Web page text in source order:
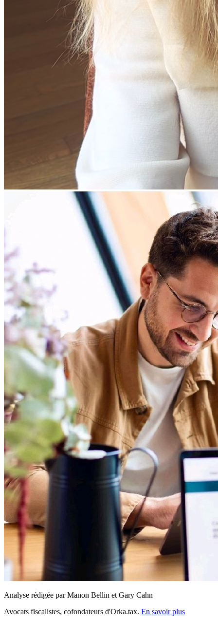
Analyse rédigée par Manon Bellin et Gary Cahn
Avocats fiscalistes, cofondateurs d'Orka.tax. En savoir plus